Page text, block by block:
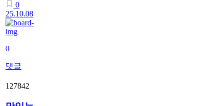
0
25.10.08
0
댓글
127842